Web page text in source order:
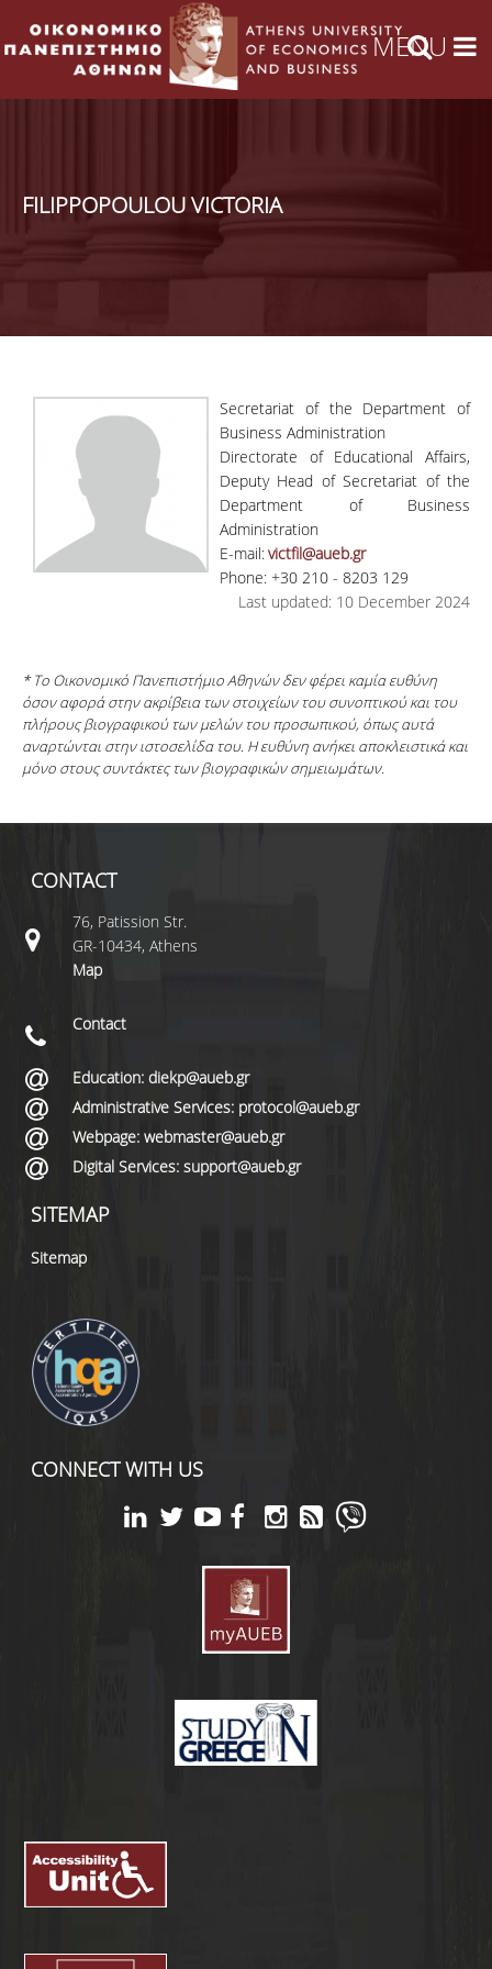
FILIPPOPOULOU VICTORIA
Secretariat of the Department of
Business Administration
Directorate of Educational Affairs,
Deputy Head of Secretariat of the
Department of Business
Administration
E-mail:victfil@aueb.gr
Phone: +30 210 - 8203 129
Last updated: 10 December 2024
* Το Οικονομικό Πανεπιστήμιο Αθηνών δεν φέρει καμία ευθύνη
όσον αφορά στην ακρίβεια των στοιχείων του συνοπτικού και του
πλήρους βιογραφικού των μελών του προσωπικού, όπως αυτά
αναρτώνται στην ιστοσελίδα του. Η ευθύνη ανήκει αποκλειστικά και
μόνο στους συντάκτες των βιογραφικών σημειωμάτων.
CONTACT
76, Patission Str.
GR-10434, Athens
Map
Contact
Education: diekp@aueb.gr
Administrative Services: protocol@aueb.gr
Webpage: webmaster@aueb.gr
Digital Services: support@aueb.gr
SITEMAP
Sitemap
CONNECT WITH US